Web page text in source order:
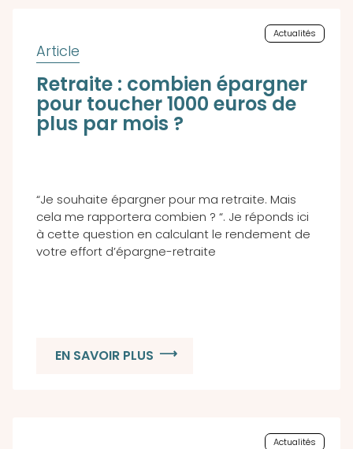
Actualités
Retraite : combien épargner
pour toucher 1000 euros de
plus par mois ?
“Je souhaite épargner pour ma retraite. Mais
cela me rapportera combien ? “. Je réponds ici
à cette question en calculant le rendement de
votre effort d’épargne-retraite
EN SAVOIR PLUS
Actualités